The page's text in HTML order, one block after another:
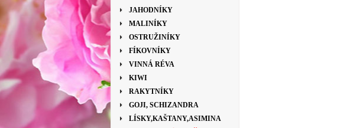
JAHODNÍKY
MALINÍKY
OSTRUŽINÍKY
FÍKOVNÍKY
VINNÁ RÉVA
KIWI
RAKYTNÍKY
GOJI, SCHIZANDRA
LÍSKY,KAŠTANY,ASIMINA